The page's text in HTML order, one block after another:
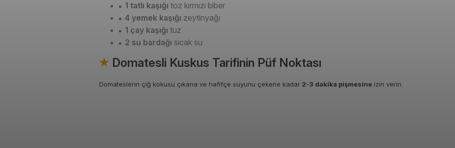
1 tatlı kaşığı toz kırmızı biber
4 yemek kaşığı zeytinyağı
1 çay kaşığı tuz
2 su bardağı sıcak su
Domatesli Kuskus Tarifinin Püf Noktası
Domateslerin çiğ kokusu çıkana ve hafifçe suyunu çekene kadar 2-3 dakika pişmesine izin verin.